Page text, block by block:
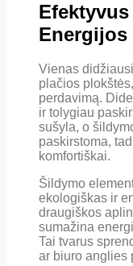
Energijos
Vienas
plačios
perdavimą.
ir tolygiau
sušyla, o
paskirstoma,
komfortiškai.
Šildymo
ekologiškas ir
draugiškos
sumažina
Tai tvarus
ar biuro anglies